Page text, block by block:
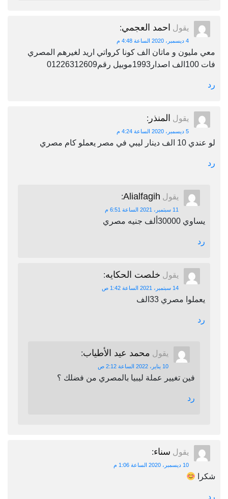
يقول احمد العجمي:
4 ديسمبر، 2020 الساعة 4:48 م
معي مليون و ماتان الف كونا كرواتي اريد لغيرهم المصري
فات 100الف اصدار1993موبيل رقم01226312609
رد
يقول المنذر :
5 ديسمبر، 2020 الساعة 4:24 م
لو عندي 10 الف دينار ليبي في مصر يعملو كام مصري
رد
يقول Alialfagih
:
11 سبتمبر، 2021 الساعة 6:51 م
يساوي 30000ألف جنيه مصري
رد
يقول خلصت الحكايه:
14 سبتمبر، 2021 الساعة 1:42 ص
يعملوا مصري 33الف
رد
يقول محمد عيد الأطياب:
10 يناير، 2022 الساعة 2:12 ص
فين تغيير عملة ليبيا بالمصري من فضلك ؟
رد
يقول سناء:
10 ديسمبر، 2020 الساعة 1:06 م
شكرا
رد